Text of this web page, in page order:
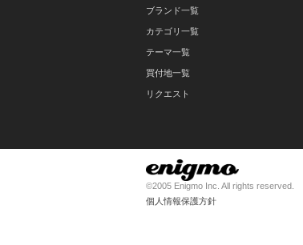
ブランド一覧
カテゴリ一覧
テーマ一覧
買付地一覧
リクエスト
©2005 Enigmo Inc. All rights reserved.
個人情報保護方針